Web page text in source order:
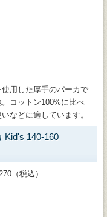
用した厚手のパーカで
コットン100%に比べ
などに適しています。
Kid's 140-160
（税込）